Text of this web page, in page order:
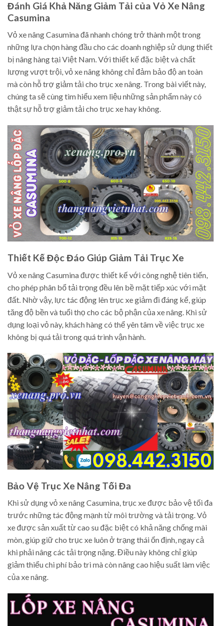
Đánh Giá Khả Năng Giảm Tải của Vỏ Xe Nâng
Casumina
Vỏ xe nâng Casumina đã nhanh chóng trở thành một trong
những lựa chọn hàng đầu cho các doanh nghiệp sử dụng thiết
bị nâng hàng tại Việt Nam. Với thiết kế đặc biệt và chất
lượng vượt trội, vỏ xe nâng không chỉ đảm bảo độ an toàn
mà còn hỗ trợ giảm tải cho trục xe nâng. Trong bài viết này,
chúng ta sẽ cùng tìm hiểu xem liệu những sản phẩm này có
thật sự hỗ trợ giảm tải cho trục xe hay không.
Thiết Kế Độc Đáo Giúp Giảm Tải Trục Xe
Vỏ xe nâng Casumina được thiết kế với công nghệ tiên tiến,
cho phép phân bổ tải trọng đều lên bề mặt tiếp xúc với mặt
đất. Nhờ vậy, lực tác động lên trục xe giảm đi đáng kể, giúp
tăng độ bền và tuổi thọ cho các bộ phận của xe nâng. Khi sử
dụng loại vỏ này, khách hàng có thể yên tâm về việc trục xe
không bị quá tải trong quá trình vận hành.
Bảo Vệ Trục Xe Nâng Tối Đa
Khi sử dụng vỏ xe nâng Casumina, trục xe được bảo vệ tối đa
trước những tác động mạnh từ môi trường và tải trọng. Vỏ
xe được sản xuất từ cao su đặc biệt có khả năng chống mài
mòn, giúp giữ cho trục xe luôn ở trạng thái ổn định, ngay cả
khi phải nâng các tải trọng nặng. Điều này không chỉ giúp
giảm thiểu chi phí bảo trì mà còn nâng cao hiệu suất làm việc
của xe nâng.